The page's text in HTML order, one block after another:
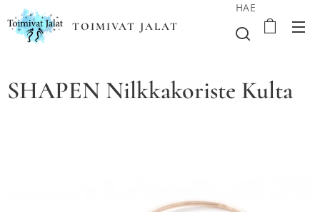
TOIMIVAT JALAT
HAE
SHAPEN Nilkkakoriste Kulta